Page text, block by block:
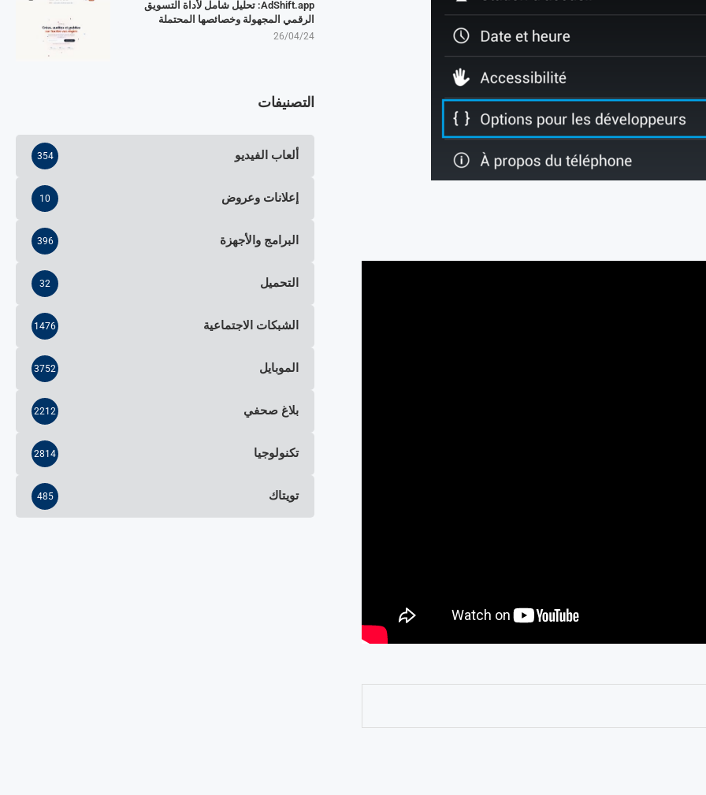
AdShift.app: تحليل شامل لأداة التسويق
الرقمي المجهولة وخصائصها المحتملة
26/04/24
التصنيفات
ألعاب الفيديو 354
إعلانات وعروض 10
البرامج والأجهزة 396
التحميل 32
الشبكات الاجتماعية 1476
الموبايل 3752
بلاغ صحفي 2212
تكنولوجيا 2814
تويتاك 485